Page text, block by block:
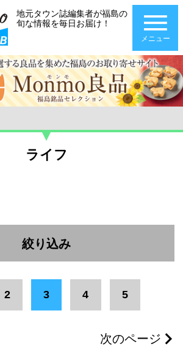
地元タウン誌編集者が福島の
旬な情報を毎日お届け！
メニュー
ライフ
絞り込み
県北エリア 福島県全域
2 3 4 5
次のページ